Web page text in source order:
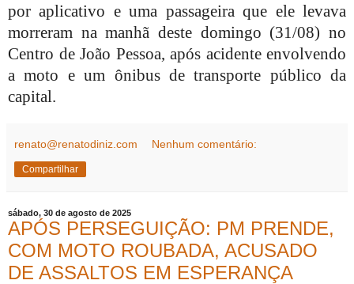
por aplicativo e uma passageira que ele levava
morreram na manhã deste domingo (31/08) no
Centro de João Pessoa, após acidente envolvendo
a moto e um ônibus de transporte público da
capital.
renato@renatodiniz.com Nenhum comentário:
Compartilhar
sábado, 30 de agosto de 2025
APÓS PERSEGUIÇÃO: PM PRENDE,
COM MOTO ROUBADA, ACUSADO
DE ASSALTOS EM ESPERANÇA